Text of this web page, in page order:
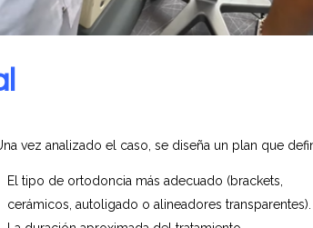
vez analizado el caso, se diseña un plan que
El tipo de ortodoncia más adecuado (brackets,
cerámicos, autoligado o alineadores transparentes).